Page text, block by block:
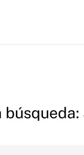
búsqueda: